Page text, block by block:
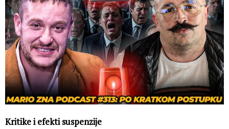
Kritike i efekti suspenzije